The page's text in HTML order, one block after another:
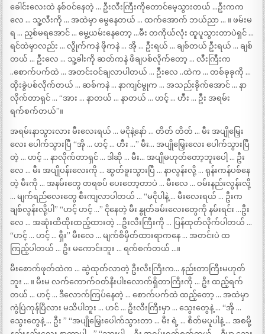
ခေါင်းလေးထဲ နစ်ဝင်နေတဲ့ … ဦးလီးကြီးကိုတောင်မေ့သွားတယ် …ဦးကက
လေ … သူ့လီးကို … အထဲမှာ မွေနေတယ် … ထက်အောက် ဘယ်ညာ … ။ ဖမ်းမ
ရ … ညှစ်မရအောင် … မွေ့ယမ်းနေတော့ …မီး တကိုယ်လုံး ထူပူသွားတာပဲရှင် …
ရင်ထဲမှာလည်း … လွိုက်ကနဲ ဖိုကနဲ … အို … ဦးရယ် … ချစ်တယ် ဦးရယ် … ချစ်
တယ် … ဦးလေ … သူ့ခါးကို ဆတ်ကနဲ ဖိချပစ်လိုက်တော့ … လီးကြီးက
..စောက်ပက်ထဲ … အတင်းဝင်ချလာပါတယ် … ဦးလေ ..ထဲက … တစ်ခုခုကို …
ထိုးခွဲပစ်လိုက်တယ် … ဆစ်ကနဲ … နာကျင်မွုက … အသည်းခိုက်အောင် … နာ
လိုက်တာရှင် … “အား … နာတယ် … နာတယ် … ဟင့် … ဟီး … ဦး အရမ်း
ရက်စက်တယ်”။
အရမ်းနာသွားလား မီးလေးရယ် … မငိုနဲ့နော် … တိတ် တိတ် … မီး အပျိုမြှေး
လေး ပေါက်သွားပြီ “အို … ဟင့် … ဟီး …” မီး… အပျိုမြှေးလေး ပေါက်သွားပြီ
တဲ့ … ဟင့် … နာလိုက်တာရှင် … ဒါဆို … မီး… အပျိုမဟုတ်တော့ဘူးပေါ့ … ဦး
လေ … မီး အပျိုပန်းလေးကို … ဆွတ်ခူးသွားပြီ … နာလွန်းလို့ … ရုန်းကန်ပစ်နေ
တဲ့ မီးကို … အနမ်းတွေ တရစပ် ပေးတော့တာပဲ … မီးလေ … ဝမ်းနည်းလွန်းလို့
… မျက်ရည်လေးတွေ စီးကျလာပါတယ် … “မငိုပါနဲ့ … မီးလေးရယ် … ဦးက
ချစ်လွန်းလို့ပါ” “ဟင့် ဟင့် …” ငိုနေတဲ့ မီး နွုတ်ခမ်းလေးတွေကို နမ်းရင်း …ဦး
လေ … အဆုံးထိထိုးထည့်ထားတဲ့ …ဦးလီးကြီးကို … ပြန်ထုတ်လိုက်ပါတယ် …
“ဟင့် … ဟင့် … ရှီး” မီးလေ … မျက်စိမှိတ်ထားရာကနေ … အတင်းပဲ ထ
ကြည့်ပါတယ် … ဦး မကောင်းဘူး … ရက်စက်တယ် …။
မီးစောက်ဖုတ်ထဲက … ဆွဲထုတ်လာတဲ့ ဦးလီးကြီးက… နည်းတာကြီးမဟုတ်
ဘူး … ။ မီးမ လက်ကောက်ဝတ်နီးပါးလောက်ရှိတာကြီးကို … ဦး ထည့်ရက်
တယ် … ဟင့် … ဒီလောက်ကြပ်နေတဲ့ … စောက်ပက်ထဲ ထည့်တော့ … အထဲမှာ
ကွဲပြဲကုန်ပြီလား မသိပါဘူး … ဟင် … ဦးလီးကြီးမှာ … သွေးတွေနဲ့ … “အို …
သွေးတွေနဲ့ … ဦး ” “အပျိုမြှေးပေါက်သွားတာ … မီး ရဲ့ … စိတ်မပူပါနဲ့ … အစမို့